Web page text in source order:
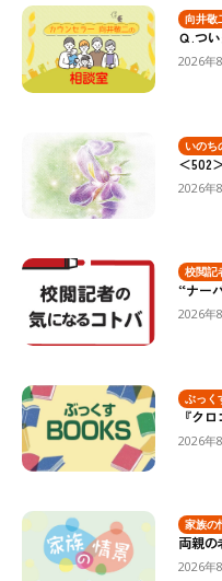
向井敬
Ｑ.つ
2026年
いのち
＜502
2026年
校閲記
“ナー
2026年
ぶっく
『ク
2026年
家族の
両親の
2026年